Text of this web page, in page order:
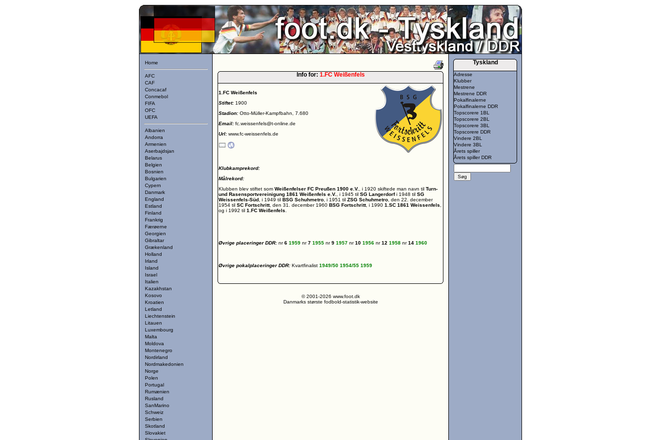
Home
AFC
CAF
Concacaf
Conmebol
FIFA
OFC
UEFA
Albanien
Andorra
Armenien
Aserbajdsjan
Belarus
Belgien
Bosnien
Bulgarien
Cypern
Danmark
England
Estland
Finland
Frankrig
Færøerne
Georgien
Gibraltar
Grækenland
Holland
Irland
Island
Israel
Italien
Kazakhstan
Kosovo
Kroatien
Letland
Liechtenstein
Litauen
Luxembourg
Malta
Moldova
Montenegro
Nordirland
Nordmakedonien
Norge
Polen
Portugal
Rumænien
Rusland
SanMarino
Schweiz
Serbien
Skotland
Slovakiet
Info for: 1.FC Weißenfels
1.FC Weißenfels
Stiftet: 1900
Stadion: Otto-Müller-Kampfbahn, 7.680
Email: fc.weissenfels@t-online.de
Url: www.fc-weissenfels.de
Klubkamprekord:
Målrekord:
Klubben blev stiftet som Weißenfelser FC Preußen 1900 e.V. , i 1920 skiftede man navn til Turn-
und Rasensportvereinigung 1861 Weißenfels e.V.
, i 1945 til SG Langerdorfi 1948 til SG
Weissenfels-Süd , i 1949 til BSG Schuhmetro , i 1951 til ZSG Schuhmetro , den 22. december
1954 til SC Fortschritt, den 31. december 1960 BSG Fortschritt, i 1990 1.SC 1861 Weissenfels
og i 1992 til 1.FC Weißenfels
Øvrige placeringer DDR: nr6 1959 nr7 1955 nr9 1957 nr10 1956 nr12 1958 nr14 1960
Øvrige pokalplaceringer DDR: Kvartfinalist 1949/50 1954/55 1959
© 2001-2026 www.foot.dk
Danmarks største fodbold-statistik-website
Tyskland
Adresse
Klubber
Mestrene
Mestrene DDR
Pokalfinalerne
Pokalfinalerne DDR
Topscorere 1BL
Topscorere 2BL
Topscorere 3BL
Topscorere DDR
Vindere 2BL
Vindere 3BL
Årets spiller
Årets spiller DDR